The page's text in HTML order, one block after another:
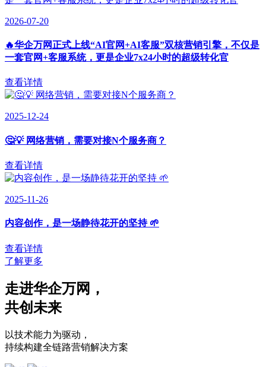
2026-07-20
🔥华企万网正式上线“AI官网+AI客服”双核营销引擎，不仅是
一套官网+客服系统，更是企业7x24小时的超级转化官
查看详情
2025-12-24
🤔💡 网络营销，需要对接N个服务商？
查看详情
2025-11-26
内容创作，是一场静待花开的坚持 🌱
查看详情
了解更多
走进华企万网 ，
共创未来
以技术能力为驱动 ，
持续构建全链路营销解决方案